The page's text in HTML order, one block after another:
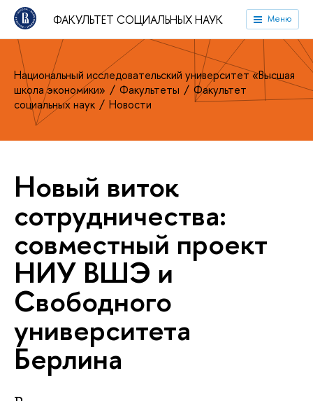
ФАКУЛЬТЕТ СОЦИАЛЬНЫХ НАУК Меню
Национальный исследовательский университет «Высшая
школа экономики»
Факультеты
Факультет
социальных наук
Новости
Новый виток
сотрудничества:
совместный проект
НИУ ВШЭ и
Свободного
университета
Берлина